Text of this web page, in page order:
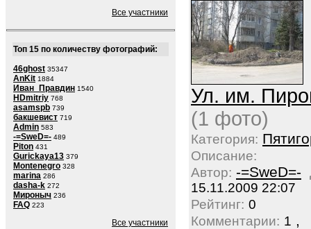
Все участники
Топ 15 по количеству фотографий:
46ghost 35347
AnKit 1884
Иван_Правдин 1540
HDmitriy 768
asamspb 739
бакшевист 719
Admin 583
-=SweD=- 489
Piton 431
Gurickaya13 379
Montenegro 328
marina 286
dasha-k 272
Мироныч 236
FAQ 223
Все участники
Ул. им.
(1 фото)
Категория:
Описание:
Автор: -=SweD=-
15.11.2009 22:07
Рейтинг: 0
Комментарии: 1 ,